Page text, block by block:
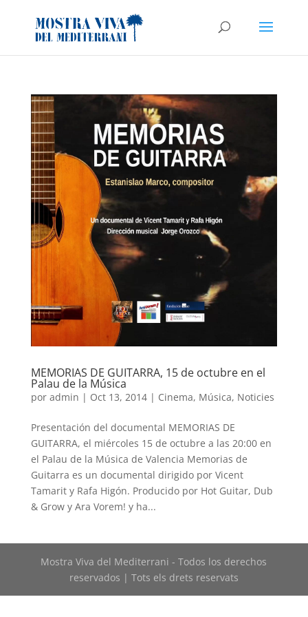
MEMORIAS DE GUITARRA, 15 de octubre en el
Palau de la Música
por admin | Oct 13, 2014| Cinema, Música, Noticies
Presentación del documental MEMORIAS DE
GUITARRA, el miércoles 15 de octubre a las 20:00 en
el Palau de la Música de Valencia Memorias de
Guitarra es un documental dirigido por Vicent
Tamarit y Rafa Higón. Producido por Hot Guitar, Dub
& Grow y Ara Vorem! y ha...
Mostra Viva del Mediterrani - Todos los derechos
reservados | Tots els drets reservats